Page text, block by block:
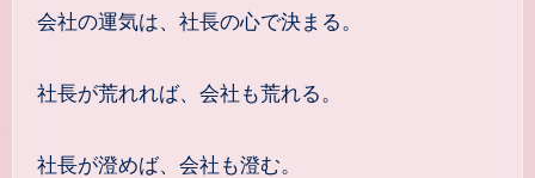
会社の運気は、社長の心で決まる。
社長が荒れれば、会社も荒れる。
社長が澄めば、会社も澄む。